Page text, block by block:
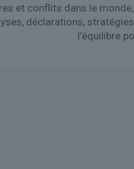
et conflits dans le
déclarations,
l’équilibre